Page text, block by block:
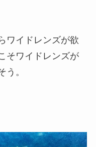
ワイドレンズが欲
そワイドレンズが
う。